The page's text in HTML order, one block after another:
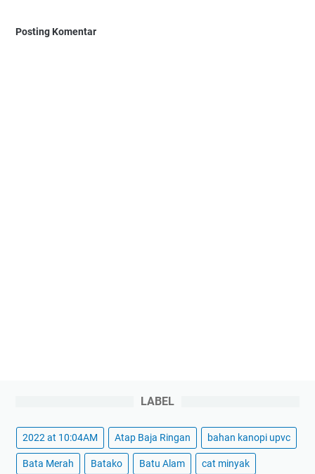
Posting Komentar
LABEL
2022 at 10:04AM Atap Baja Ringan bahan kanopi upvc
Bata Merah Batako Batu Alam cat minyak